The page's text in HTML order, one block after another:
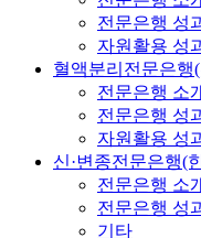
전문은행 성
자원활용 성
혈액분리전문은행
전문은행 소
전문은행 성
자원활용 성
신·변종전문은행(
전문은행 소
전문은행 성
기타